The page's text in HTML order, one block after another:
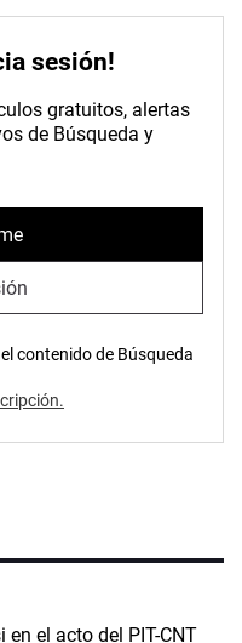
sesión!
gratuitos, alertas
de Búsqueda y
contenido de Búsqueda